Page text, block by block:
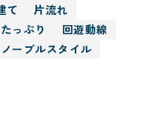
て
片流れ
っぷり
回遊動線
ノーブルスタイル